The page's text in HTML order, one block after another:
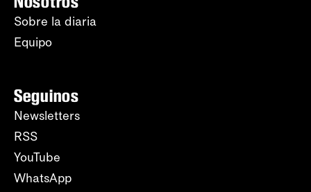
Sobre la diaria
Equipo
Seguinos
Newsletters
RSS
YouTube
WhatsApp